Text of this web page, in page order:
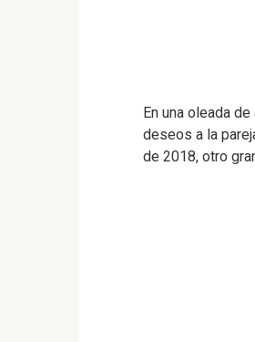
En una oleada
deseos a la
de 2018, otro